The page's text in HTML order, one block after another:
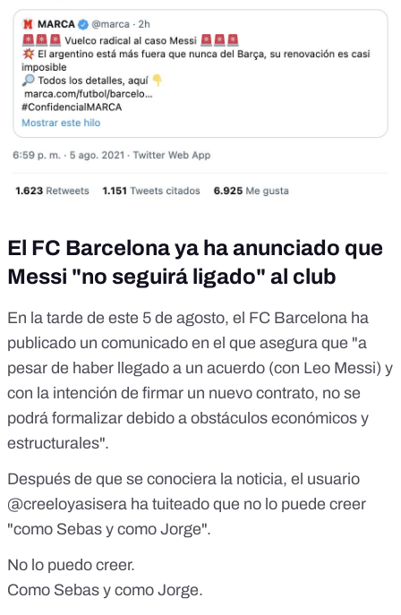
El FC Barcelona ya ha anunciado que
Messi "no seguirá ligado" al club
En la tarde de este 5 de agosto, el FC Barcelona ha
publicado un comunicado en el que asegura que "a
pesar de haber llegado a un acuerdo (con Leo Messi) y
con la intención de firmar un nuevo contrato, no se
podrá formalizar debido a obstáculos económicos y
estructurales".
Después de que se conociera la noticia, el usuario
@creeloyasisera ha tuiteado que no lo puede creer
"como Sebas y como Jorge".
No lo puedo creer.
Como Sebas y como Jorge.